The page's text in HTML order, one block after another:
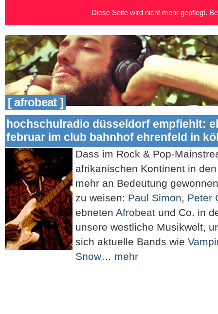
[ afrobeat ]
hochschulradio düsseldorf empfiehlt:
februar im club bahnhof ehrenfeld in
Dass im Rock & Pop-
afrikanischen Kontinent in
mehr an Bedeutung
zu weisen: Paul Simon, Peter
ebneten Afrobeat und Co. in
unsere westliche Musikwelt,
sich aktuelle Bands wie
Snow… mehr
Diese Seite wird nicht mehr gepflegt.